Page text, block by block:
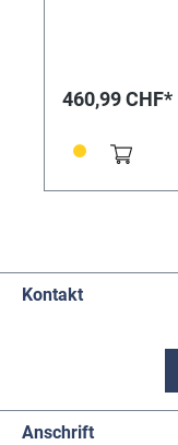
460,99 CHF*
Kontakt
Anschrift